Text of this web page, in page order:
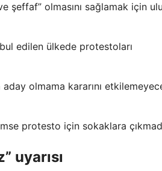
şeffaf” olmasını sağlamak için
edilen ülkede protestoları
olmama kararını
protesto için sokaklara
uyarısı